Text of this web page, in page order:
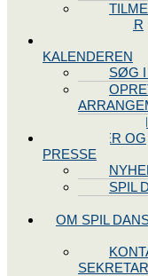
ARTISTER
KALENDEREN
SØG I
NYHEDER OG
PRESSE
SPIL
OM SPIL